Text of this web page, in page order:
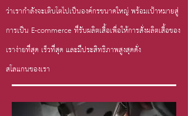
ว่าเรากำลังจะเติบโตไปเป็นองค์กรขนาดใหญ่ พร้อมเป้าหมายสู่
การเป็น E-commerce ที่รับผลิตเสื้อเพื่อให้การสั่งผลิตเสื้อของ
เราง่ายที่สุด เร็วที่สุด และมีประสิทธิภาพสูงสุดดั่ง
สโลแกนของเรา